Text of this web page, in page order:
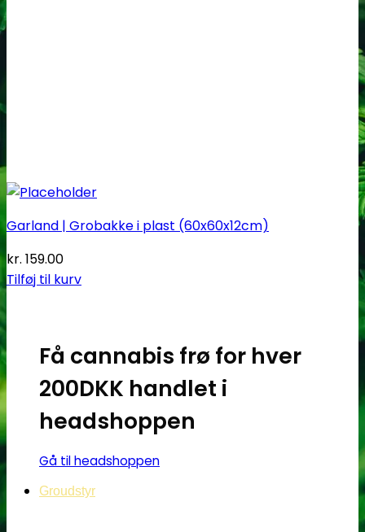
Få cannabis frø for hver
200DKK handlet i
headshoppen
Gå til headshoppen
Groudstyr
Garland | Grobakke i plast (60x60x12cm)
kr. 159.00
Tilføj til kurv